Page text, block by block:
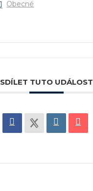
Obecné
SDÍLET TUTO UDÁLOST